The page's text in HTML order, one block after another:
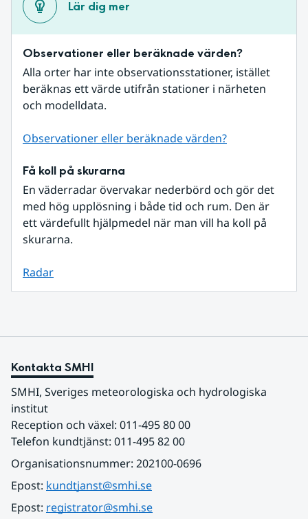
Lär dig mer
Observationer eller beräknade värden?
Alla orter har inte observationsstationer, istället
beräknas ett värde utifrån stationer i närheten
och modelldata.
Observationer eller beräknade värden?
Få koll på skurarna
En väderradar övervakar nederbörd och gör det
med hög upplösning i både tid och rum. Den är
ett värdefullt hjälpmedel när man vill ha koll på
skurarna.
Radar
Kontakta SMHI
SMHI, Sveriges meteorologiska och hydrologiska
institut
Reception och växel: 011-495 80 00
Telefon kundtjänst: 011-495 82 00
Organisationsnummer: 202100-0696
Epost: kundtjanst@smhi.se
Epost: registrator@smhi.se